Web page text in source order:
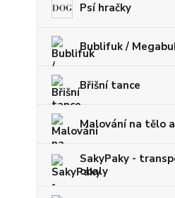
Psí hračky
Bublifuk /
Břišní tance
Malování na tělo
SakyPaky -
obaly